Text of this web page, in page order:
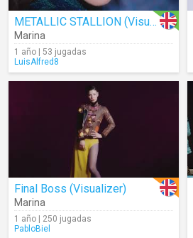
METALLIC STALLION (Visualizer)
Marina
1 año | 53 jugadas
LuisAlfred8
Final Boss (Visualizer)
Marina
1 año | 250 jugadas
PabloBiel